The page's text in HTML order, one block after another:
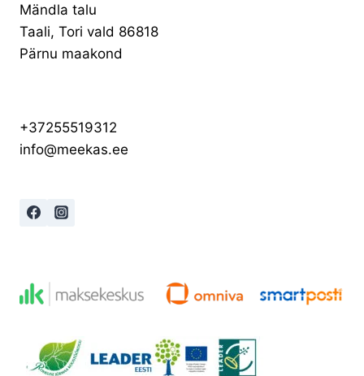
Mändla talu
Taali, Tori vald 86818
Pärnu maakond
+37255519312
info@meekas.ee